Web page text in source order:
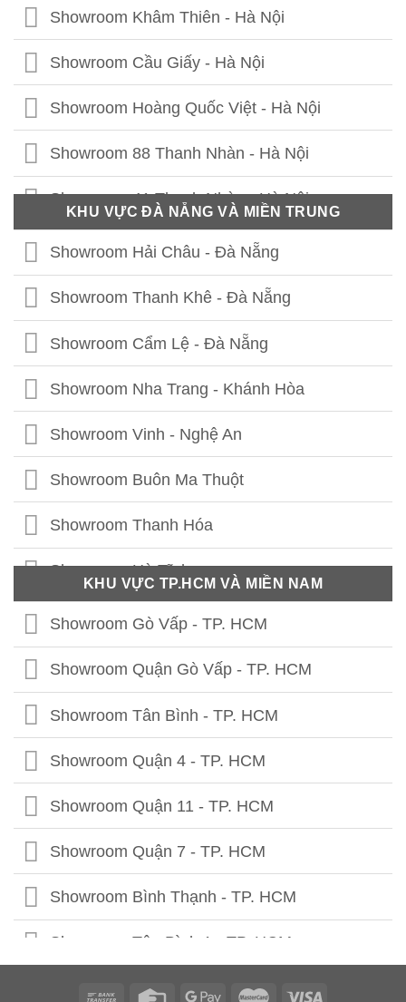
Showroom Khâm Thiên - Hà Nội
Showroom Cầu Giấy - Hà Nội
Showroom Hoàng Quốc Việt - Hà Nội
Showroom 88 Thanh Nhàn - Hà Nội
Showroom 41 Thanh Nhàn - Hà Nội
Showroom Thái Thịnh - Hà Nội
Showroom Lê Chân - Hải Phòng
Showroom Hạ Long - Quảng Ninh
Showroom Bắc Ninh
Showroom Hưng Yên
Showroom Thái Bình
Showroom Vĩnh Phúc
Showroom Thái Nguyên
Showroom Phú Thọ
Showroom Tuyên Quang
Showroom Hà Giang
Showroom Cao Bằng
Showroom Lạng Sơn
Showroom Bắc Kạn
Showroom Bắc Giang
Showroom Lào Cai
Showroom Lai Châu
KHU VỰC ĐÀ NẴNG VÀ MIỀN TRUNG
Showroom Hải Châu - Đà Nẵng
Showroom Thanh Khê - Đà Nẵng
Showroom Cẩm Lệ - Đà Nẵng
Showroom Nha Trang - Khánh Hòa
Showroom Vinh - Nghệ An
Showroom Buôn Ma Thuột
Showroom Thanh Hóa
Showroom Hà Tĩnh
Showroom Quảng Bình
Showroom Quảng Trị
Showroom Thừa Thiên Huế
Showroom Quảng Nam
Showroom Quảng Ngãi
Showroom Bình Định
Showroom Phú Yên
Showroom Ninh Thuận
KHU VỰC TP.HCM VÀ MIỀN NAM
Showroom Gò Vấp - TP. HCM
Showroom Quận Gò Vấp - TP. HCM
Showroom Tân Bình - TP. HCM
Showroom Quận 4 - TP. HCM
Showroom Quận 11 - TP. HCM
Showroom Quận 7 - TP. HCM
Showroom Bình Thạnh - TP. HCM
Showroom Tân Bình 1 - TP. HCM
Showroom Tân Bình 2 - TP. HCM